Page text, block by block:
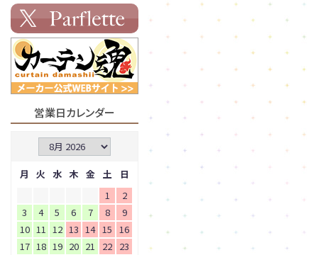
営業日カレンダー
月 火 水 木 金 土
日
1
2
3
4 5 6 7 8
9
10 11 12 13 14 15
16
17 18 19 20 21 22 23